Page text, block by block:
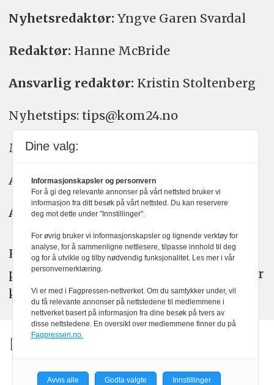
Nyhetsredaktør: Yngve Garen Svardal
Redaktør: Hanne McBride
Ansvarlig redaktør: Kristin Stoltenberg
Nyhetstips: tips@kom24.no
Meninger: meninger@kom24.no
Annonse: annonse@watchmedia.no
Abonnement:kom24@watchmedia.no
KOM24 arbeider etter Vær Varsom-
plakatens regler for god presseskikk. Her
kan du lese mer omPFUsarbeid.
Dine valg:
Informasjonskapsler og personvern
For å gi deg relevante annonser på vårt nettsted bruker vi
informasjon fra ditt besøk på vårt nettsted. Du kan reservere
deg mot dette under "Innstillinger".
For øvrig bruker vi informasjonskapsler og lignende verktøy for
analyse, for å sammenligne nettlesere, tilpasse innhold til deg
og for å utvikle og tilby nødvendig funksjonalitet. Les mer i vår
personvernerklæring.
Vi er med i Fagpressen-nettverket. Om du samtykker under, vil
du få relevante annonser på nettstedene til medlemmene i
nettverket basert på informasjon fra dine besøk på tvers av
disse nettstedene. En oversikt over medlemmene finner du på
Fagpressen.no.
Avvis alle Godta valgte Innstillinger